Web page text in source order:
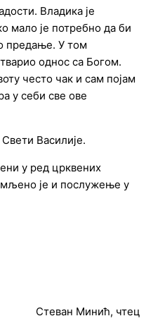
Владика је
мало је потребно да би
предање. У том
однос са Богом.
често чак и сам појам
у себи све ове
Василије.
у ред црквених
је и послужење у
Стеван Минић, чтец